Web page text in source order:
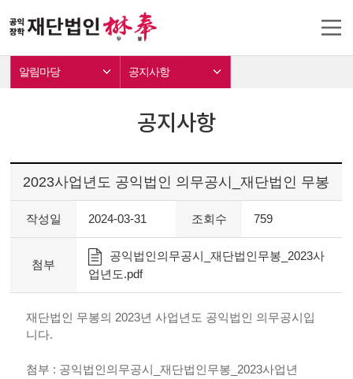
알림마당 공지사항
공지사항
2023사업년도 공익법인 의무공시_재단법인 무봉
작성일 2024-03-31 조회수 759
첨부
공익법인의무공시_재단법인무봉_2023사
업년도.pdf
재단법인 무봉의 2023년 사업년도 공익법인 의무공시입
니다.
첨부 : 공익법인의무공시_재단법인무봉_2023사업년